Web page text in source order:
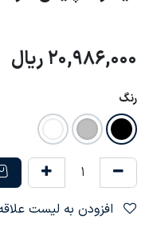
20,986,000 ریال
رنگ